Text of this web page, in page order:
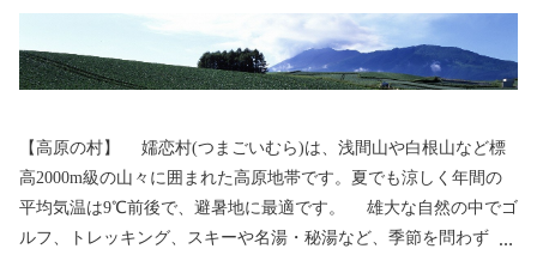
【高原の村】 嬬恋村(つまごいむら)は、浅間山や白根山など標
高2000m級の山々に囲まれた高原地帯です。夏でも涼しく年間の
平均気温は9℃前後で、避暑地に最適です。 雄大な自然の中でゴ
ルフ、トレッキング、スキーや名湯・秘湯など、季節を問わず